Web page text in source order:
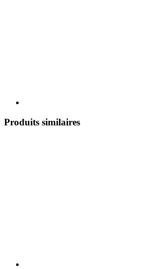
Produits similaires